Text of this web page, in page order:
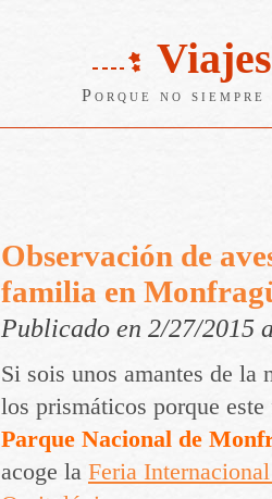
Porque no
Observación de
familia en
Publicado en 2/27/2015
Si sois unos amantes de la
los prismáticos porque
Parque Nacional de
acoge la Feria